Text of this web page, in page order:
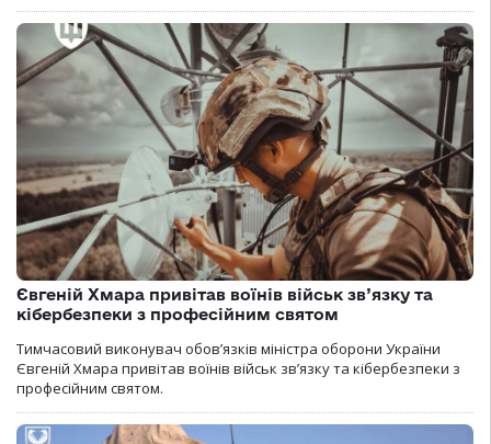
Євгеній Хмара привітав воїнів військ зв’язку та
кібербезпеки з професійним святом
Тимчасовий виконувач обов’язків міністра оборони України
Євгеній Хмара привітав воїнів військ зв’язку та кібербезпеки з
професійним святом.